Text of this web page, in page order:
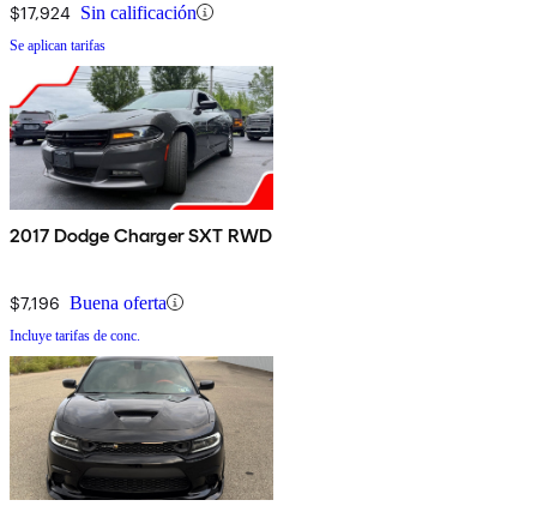
$17,924 Sin calificación
Se aplican tarifas
2017 Dodge Charger SXT RWD
$7,196 Buena oferta
Incluye tarifas de conc.